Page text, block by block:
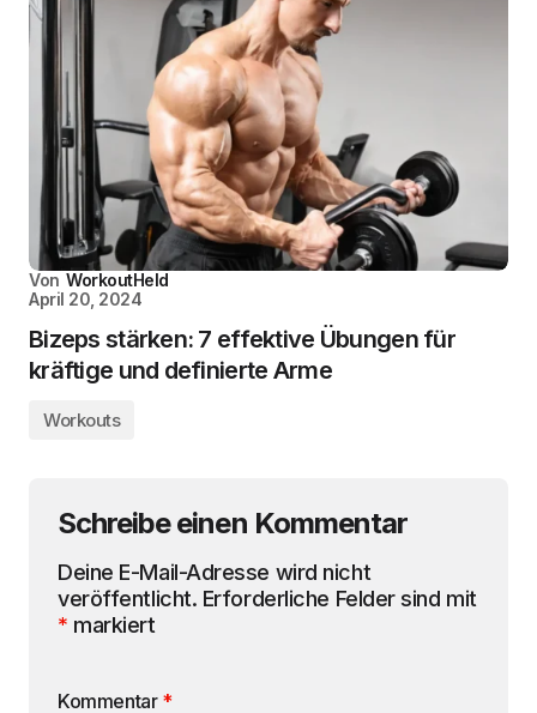
Von WorkoutHeld
April 20, 2024
Bizeps stärken: 7 effektive Übungen für
kräftige und definierte Arme
Workouts
Schreibe einen Kommentar
Deine E-Mail-Adresse wird nicht
veröffentlicht. Erforderliche Felder sind mit
* markiert
Kommentar *